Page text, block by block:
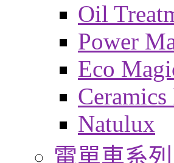
Oil
Power
Eco
Natulux
電單車系列